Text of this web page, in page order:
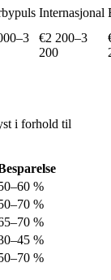
Internasjonal
€2 200–3
200
i forhold til
%
%
%
%
%